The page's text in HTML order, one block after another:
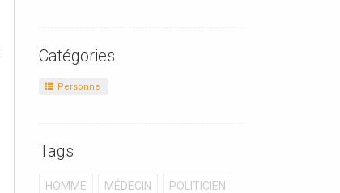
Catégories
Personne
Tags
HOMME MÉDECIN POLITICIEN